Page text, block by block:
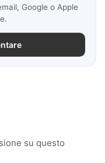
Google o Apple
su questo